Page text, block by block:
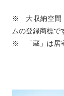
※ 大収納空間
ムの登録商標で
※ 「蔵」は居室